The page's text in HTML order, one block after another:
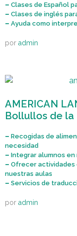
– Clases de Español
– Clases de inglés
– Ayuda como
por admin
AMERICAN
Bollullos de la
– Recogidas de
necesidad
– Integrar alumnos
– Ofrecer
nuestras aulas
– Servicios de
por admin